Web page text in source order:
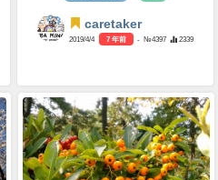
caretaker
2019/4/4 7 年前 - №4397 2339